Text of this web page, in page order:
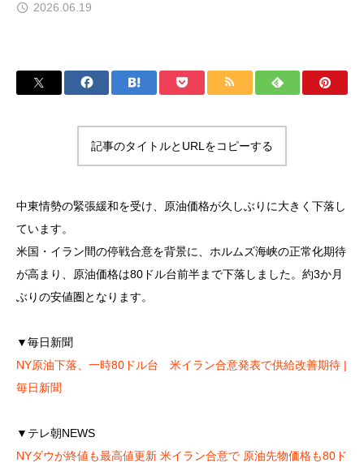
2026.06.19
記事のタイトルとURLをコピーする
中東情勢の緊張緩和を受け、原油価格が久しぶりに大きく下落し
ています。
米国・イラン間の停戦合意を背景に、ホルムズ海峡の正常化期待
が高まり、原油価格は80ドル台前半まで下落しました。約3か月
ぶりの安値圏となります。
▼毎日新聞
NY原油下落、一時80ドル台 米イラン合意発表で供給改善期待 |
毎日新聞
▼テレ朝NEWS
NYダウが終値も最高値更新 米イラン合意で 原油先物価格も80ド